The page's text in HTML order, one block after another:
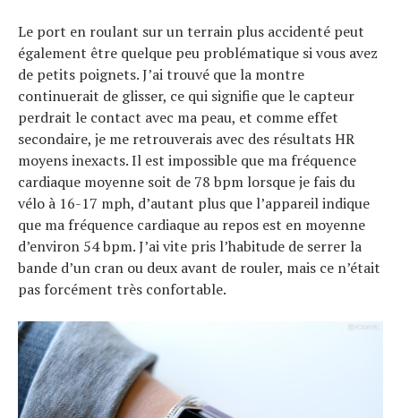
Le port en roulant sur un terrain plus accidenté peut
également être quelque peu problématique si vous avez
de petits poignets. J’ai trouvé que la montre
continuerait de glisser, ce qui signifie que le capteur
perdrait le contact avec ma peau, et comme effet
secondaire, je me retrouverais avec des résultats HR
moyens inexacts. Il est impossible que ma fréquence
cardiaque moyenne soit de 78 bpm lorsque je fais du
vélo à 16-17 mph, d’autant plus que l’appareil indique
que ma fréquence cardiaque au repos est en moyenne
d’environ 54 bpm. J’ai vite pris l’habitude de serrer la
bande d’un cran ou deux avant de rouler, mais ce n’était
pas forcément très confortable.